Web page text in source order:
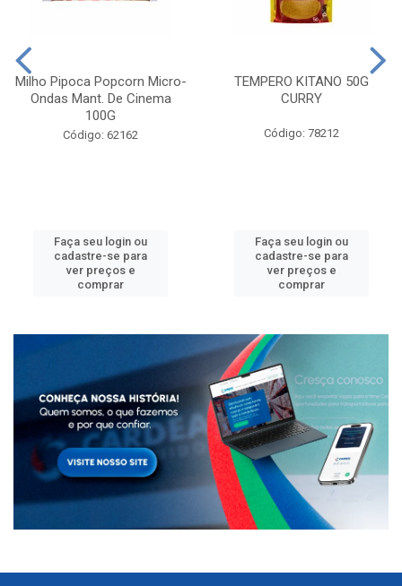
Milho Pipoca Popcorn Micro-
Ondas Mant. De Cinema
100G
Código: 62162
Faça seu login ou
cadastre-se para
ver preços e
comprar
TEMPERO KITANO 50G
CURRY
Código: 78212
Faça seu login ou
cadastre-se para
ver preços e
comprar